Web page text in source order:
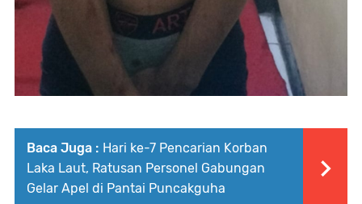
Baca Juga : Hari ke-7 Pencarian Korban
Laka Laut, Ratusan Personel Gabungan
Gelar Apel di Pantai Puncakguha